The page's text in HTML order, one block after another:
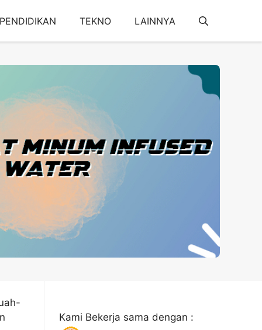
PENDIDIKAN TEKNO LAINNYA
Kami Bekerja sama dengan :